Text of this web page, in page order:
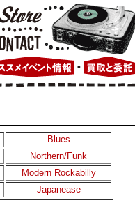
Blues
Northern/Funk
Modern Rockabilly
Japanease